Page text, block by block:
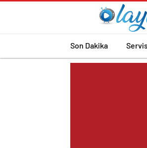
Son Dakika